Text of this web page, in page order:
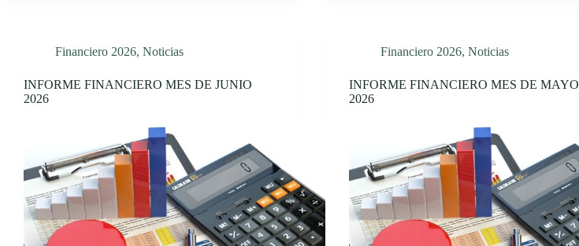
Financiero 2026, Noticias
INFORME FINANCIERO MES DE JUNIO
2026
Financiero 2026,Noticias
INFORME FINANCIERO MES DE MAYO
2026